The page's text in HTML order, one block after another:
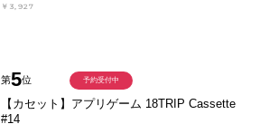
￥3,927
第5位
【カセット】アプリゲーム 18TRIP Cassette
#14
予約受付中